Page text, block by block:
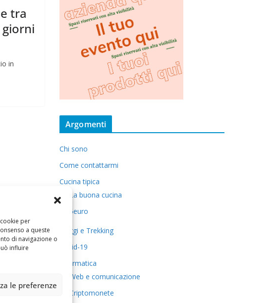
per
a queste
di navigazione o
influire
le preferenze
tra
giorni
in
Argomenti
Chi sono
Come contattarmi
Cucina tipica
La buona cucina
5euro
Viaggi e Trekking
Covid-19
Informatica
Web e comunicazione
Criptomonete